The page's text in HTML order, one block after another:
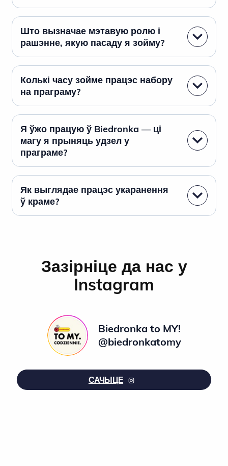
Што вызначае мэтавую ролю і
рашэнне, якую пасаду я зойму?
Колькі часу зойме працэс набору
на праграму?
Я ўжо працую ў Biedronka — ці
магу я прыняць удзел у
праграме?
Як выглядае працэс укаранення
ў краме?
Зазірніце да нас у
Instagram
Biedronka to MY!
@biedronkatomy
САЧЫЦЕ